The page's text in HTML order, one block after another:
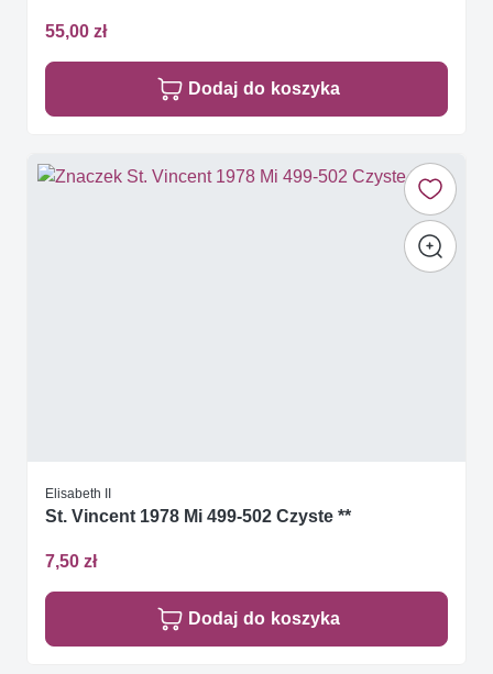
55,00 zł
Dodaj do koszyka
Elisabeth II
St. Vincent 1978 Mi 499-502 Czyste **
7,50 zł
Dodaj do koszyka